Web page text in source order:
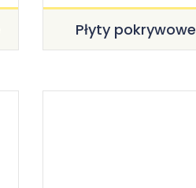
Płyty pokrywowe